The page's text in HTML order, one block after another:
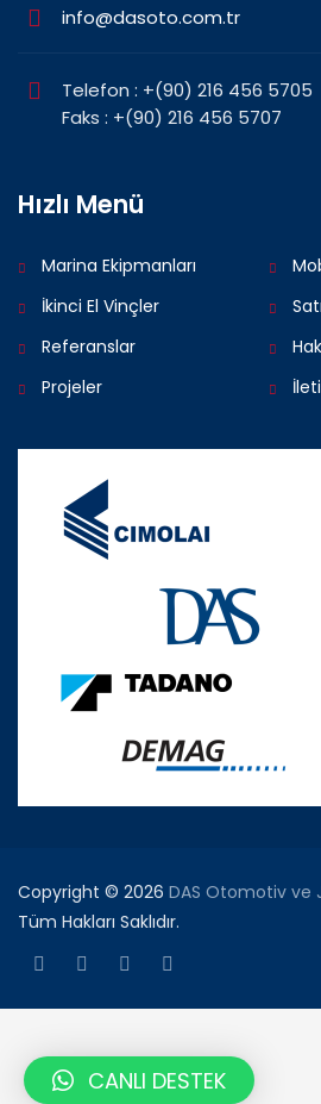
info@dasoto.com.tr
Telefon : +(90) 216 456 5705
Faks : +(90) 216 456 5707
Hızlı Menü
Marina Ekipmanları
İkinci El Vinçler
Referanslar
Projeler
Copyright © 2026 DAS Otomotiv ve
Tüm Hakları Saklıdır.
CANLI DESTEK